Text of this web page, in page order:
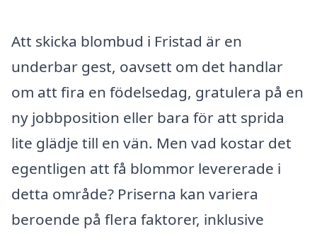
Att skicka blombud i Fristad är en
underbar gest, oavsett om det handlar
om att fira en födelsedag, gratulera på en
ny jobbposition eller bara för att sprida
lite glädje till en vän. Men vad kostar det
egentligen att få blommor levererade i
detta område? Priserna kan variera
beroende på flera faktorer, inklusive